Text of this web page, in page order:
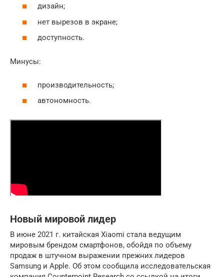
дизайн;
нет вырезов в экране;
доступность.
Минусы:
производительность;
автономность.
Новый мировой лидер
В июне 2021 г. китайская Xiaomi стала ведущим
мировым брендом смартфонов, обойдя по объему
продаж в штучном выражении прежних лидеров
Samsung и Apple. Об этом сообщила исследовательская